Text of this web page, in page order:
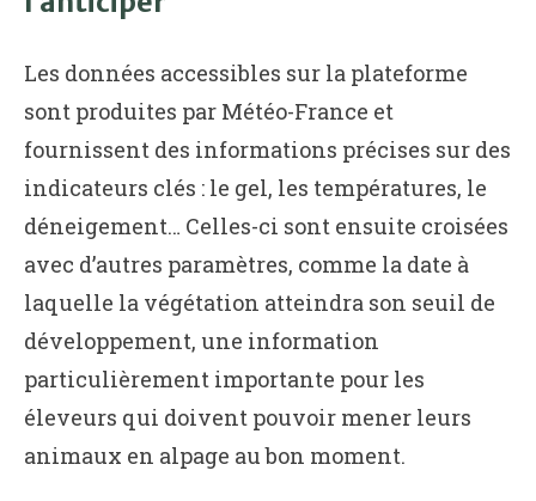
Les données accessibles sur la plateforme
sont produites par Météo-France et
fournissent des informations précises sur des
indicateurs clés : le gel, les températures, le
déneigement… Celles-ci sont ensuite croisées
avec d’autres paramètres, comme la date à
laquelle la végétation atteindra son seuil de
développement, une information
particulièrement importante pour les
éleveurs qui doivent pouvoir mener leurs
animaux en alpage au bon moment.